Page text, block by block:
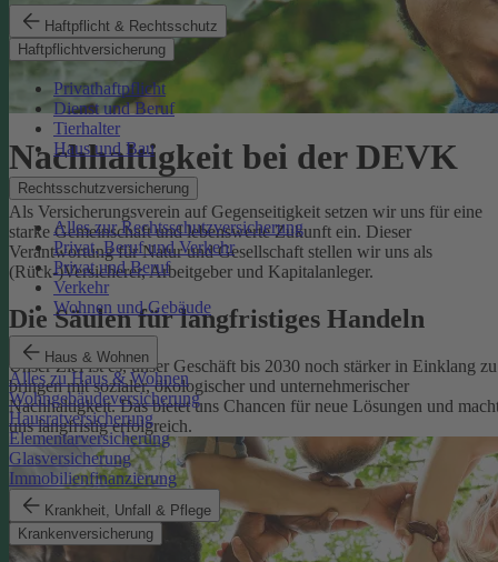
Haftpflicht & Rechtsschutz
Haftpflichtversicherung
Privathaftpflicht
Dienst und Beruf
Tierhalter
Haus und Bau
Rechtsschutzversicherung
Alles zur Rechtsschutzversicherung
Privat, Beruf und Verkehr
Privat und Beruf
Verkehr
Wohnen und Gebäude
Haus & Wohnen
Alles zu Haus & Wohnen
Wohngebäudeversicherung
Hausratversicherung
Elementarversicherung
Glasversicherung
Immobilienfinanzierung
Krankheit, Unfall & Pflege
Krankenversicherung
Nachhaltigkeit bei der DEVK
Als Versicherungsverein auf Gegenseitigkeit setzen wir uns für eine
starke Gemeinschaft und lebenswerte Zukunft ein. Dieser
Verantwortung für Natur und Gesellschaft stellen wir uns als
(Rück-)Versicherer, Arbeitgeber und Kapitalanleger.
Die Säulen für langfristiges Handeln
Unser Ziel ist es, unser Geschäft bis 2030 noch stärker in Einklang zu
bringen mit sozialer, ökologischer und unternehmerischer
Nachhaltigkeit. Das bietet uns Chancen für neue Lösungen und
uns langfristig erfolgreich.